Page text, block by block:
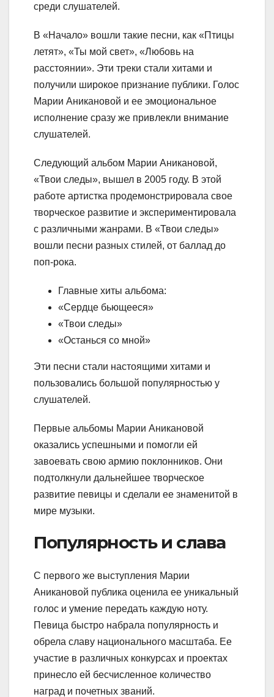
среди слушателей.
В «Начало» вошли такие песни, как «Птицы
летят», «Ты мой свет», «Любовь на
расстоянии». Эти треки стали хитами и
получили широкое признание публики. Голос
Марии Аникановой и ее эмоциональное
исполнение сразу же привлекли внимание
слушателей.
Следующий альбом Марии Аникановой,
«Твои следы», вышел в 2005 году. В этой
работе артистка продемонстрировала свое
творческое развитие и экспериментировала
с различными жанрами. В «Твои следы»
вошли песни разных стилей, от баллад до
поп-рока.
Главные хиты альбома:
«Сердце бьющееся»
«Твои следы»
«Останься со мной»
Эти песни стали настоящими хитами и
пользовались большой популярностью у
слушателей.
Первые альбомы Марии Аникановой
оказались успешными и помогли ей
завоевать свою армию поклонников. Они
подтолкнули дальнейшее творческое
развитие певицы и сделали ее знаменитой в
мире музыки.
Популярность и слава
С первого же выступления Марии
Аникановой публика оценила ее уникальный
голос и умение передать каждую ноту.
Певица быстро набрала популярность и
обрела славу национального масштаба. Ее
участие в различных конкурсах и проектах
принесло ей бесчисленное количество
наград и почетных званий.